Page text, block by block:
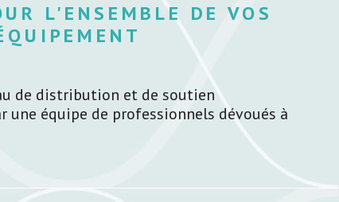
L'ENSEMBLE DE VOS
de distribution et de soutien
une équipe de professionnels dévoués à